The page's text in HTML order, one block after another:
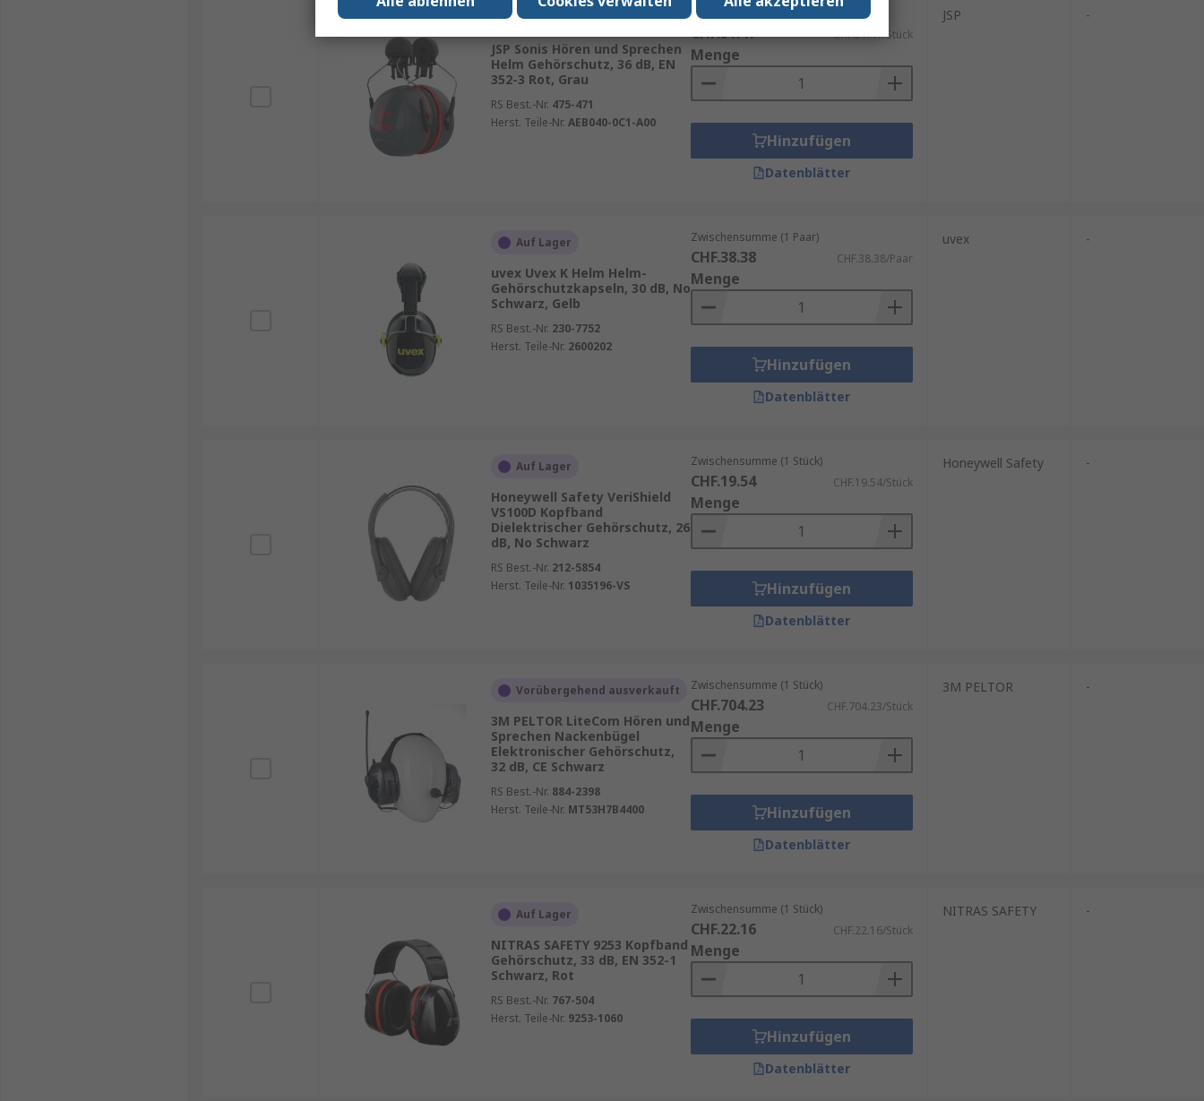
Wird eingestellt
JSP Sonis Hören und Sprechen
Helm Gehörschutz, 36 dB, EN
352-3 Rot, Grau
RS Best.-Nr. 475-471
Herst. Teile-Nr. AEB040-0C1-A00
Zwischensumme (1 Stück)
CHF.51.47 CHF.51.47/Stück
Menge
Hinzufügen
Datenblätter
JSP -
Auf Lager
uvex Uvex K Helm Helm-
Gehörschutzkapseln, 30 dB, No
Schwarz, Gelb
RS Best.-Nr. 230-7752
Herst. Teile-Nr. 2600202
Zwischensumme (1 Paar)
CHF.38.38 CHF.38.38/Paar
Menge
Hinzufügen
Datenblätter
uvex -
Auf Lager
Honeywell Safety VeriShield
VS100D Kopfband
Dielektrischer Gehörschutz, 26
dB, No Schwarz
RS Best.-Nr. 212-5854
Herst. Teile-Nr. 1035196-VS
Zwischensumme (1 Stück)
CHF.19.54 CHF.19.54/Stück
Menge
Hinzufügen
Datenblätter
Honeywell Safety -
Vorübergehend ausverkauft
3M PELTOR LiteCom Hören und
Sprechen Nackenbügel
Elektronischer Gehörschutz,
32 dB, CE Schwarz
RS Best.-Nr. 884-2398
Herst. Teile-Nr. MT53H7B4400
Zwischensumme (1 Stück)
CHF.704.23 CHF.704.23/Stück
Menge
Hinzufügen
Datenblätter
3M PELTOR -
Auf Lager
NITRAS SAFETY 9253 Kopfband
Gehörschutz, 33 dB, EN 352-1
Schwarz, Rot
RS Best.-Nr. 767-504
Herst. Teile-Nr. 9253-1060
Zwischensumme (1 Stück)
CHF.22.16 CHF.22.16/Stück
Menge
Hinzufügen
Datenblätter
NITRAS SAFETY -